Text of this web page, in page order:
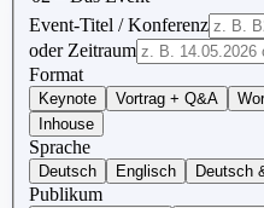
Event-Titel / Konferenz
oder Zeitraum
Format
Keynote Vortrag + Q&A
Inhouse
Sprache
Deutsch Englisch Deutsch
Publikum